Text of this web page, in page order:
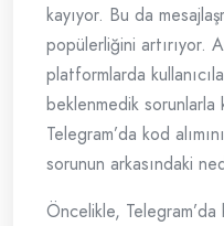
kayıyor. Bu da
popülerliğini artırıyor.
platformlarda
beklenmedik sorunlarla
Telegram’da kod
sorunun arkasındaki
Öncelikle, Telegram’da